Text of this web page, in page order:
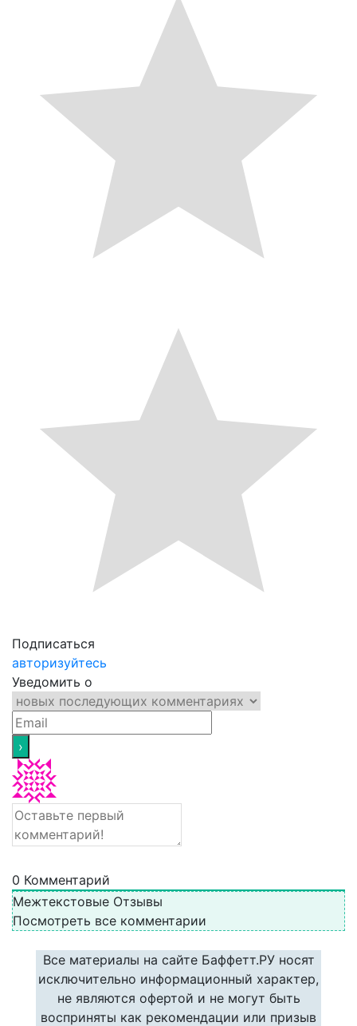
Подписаться
авторизуйтесь
Уведомить о
0 Комментарий
Межтекстовые Отзывы
Посмотреть все комментарии
Все материалы на сайте Баффетт.РУ носят
исключительно информационный характер,
не являются офертой и не могут быть
восприняты как рекомендации или призыв